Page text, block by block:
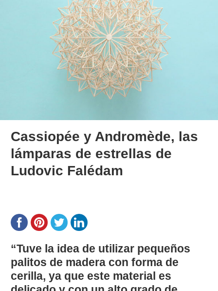
Cassiopée y Andromède, las
lámparas de estrellas de
Ludovic Falédam
“Tuve la idea de utilizar pequeños
palitos de madera con forma de
cerilla, ya que este material es